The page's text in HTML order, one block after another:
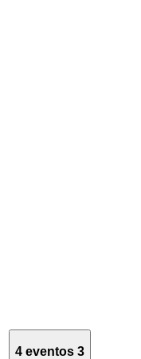
4 eventos 3